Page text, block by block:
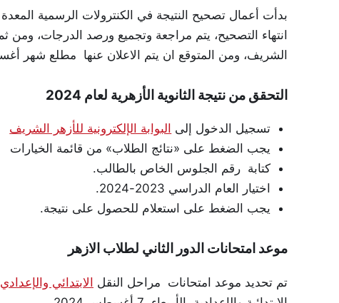
بدأت أعمال تصحيح النتيجة في الكنترولات الرسمية
انتهاء التصحيح، يتم مراجعة وتجميع ورصد الدرجات، ومن
الشريف، ومن المتوقع ان يتم الاعلان عنها مطلع شهر
التحقق من نتيجة الثانوية الأزهرية لعام 2024
تسجيل الدخول إلى البوابة الإلكترونية للأزهر الشريف
يجب الضغط على «نتائج الطلاب» من قائمة الخيارات
كتابة رقم الجلوس الخاص بالطالب.
اختيار العام الدراسي 2023-2024.
يجب الضغط على استعلام للحصول على نتيجة.
موعد امتحانات الدور الثاني لطلاب الازهر
تم تحديد موعد امتحانات مراحل النقل الابتدائي والإعدادي